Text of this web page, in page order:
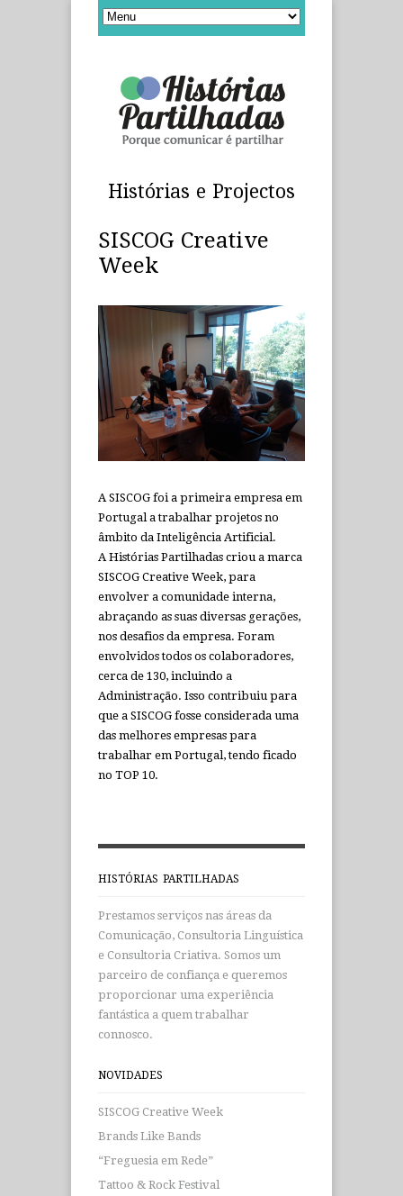
Histórias e Projectos
SISCOG Creative
Week
A SISCOG foi a primeira empresa em
Portugal a trabalhar projetos no
âmbito da Inteligência Artificial.
A Histórias Partilhadas criou a marca
SISCOG Creative Week, para
envolver a comunidade interna,
abraçando as suas diversas gerações,
nos desafios da empresa. Foram
envolvidos todos os colaboradores,
cerca de 130, incluindo a
Administração. Isso contribuiu para
que a SISCOG fosse considerada uma
das melhores empresas para
trabalhar em Portugal, tendo ficado
no TOP 10.
HISTÓRIAS PARTILHADAS
Prestamos serviços nas áreas da
Comunicação, Consultoria Linguística
e Consultoria Criativa. Somos um
parceiro de confiança e queremos
proporcionar uma experiência
fantástica a quem trabalhar
connosco.
NOVIDADES
SISCOG Creative Week
Brands Like Bands
“Freguesia em Rede”
Tattoo & Rock Festival